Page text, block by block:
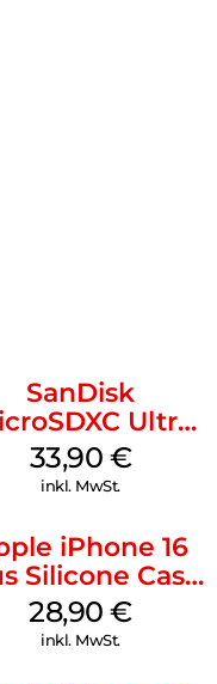
SanDisk
Ultra
GB + Adapter
Mobile
33,90 €
inkl. MwSt.
iPhone 16
Silicone Case
Black
28,90€
inkl. MwSt.